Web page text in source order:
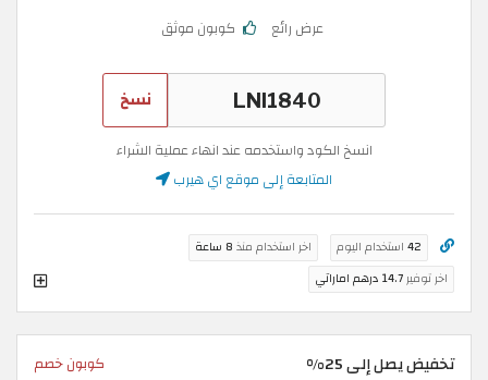
عرض رائع كوبون موثق
نسخ
انسخ الكود واستخدمه عند انهاء عملية الشراء
المتابعة إلى موقع اي هيرب
42 استخدام اليوم اخر استخدام منذ 8 ساعة
اخر توفير14.7 درهم اماراتي
تخفيض يصل إلى 25% كوبون خصم